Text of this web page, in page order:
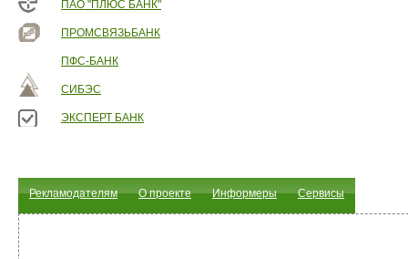
ПАО "ПЛЮС БАНК"
ПРОМСВЯЗЬБАНК
ПФС-БАНК
СИБЭС
ЭКСПЕРТ БАНК
Рекламодателям О проекте Информеры Сервисы